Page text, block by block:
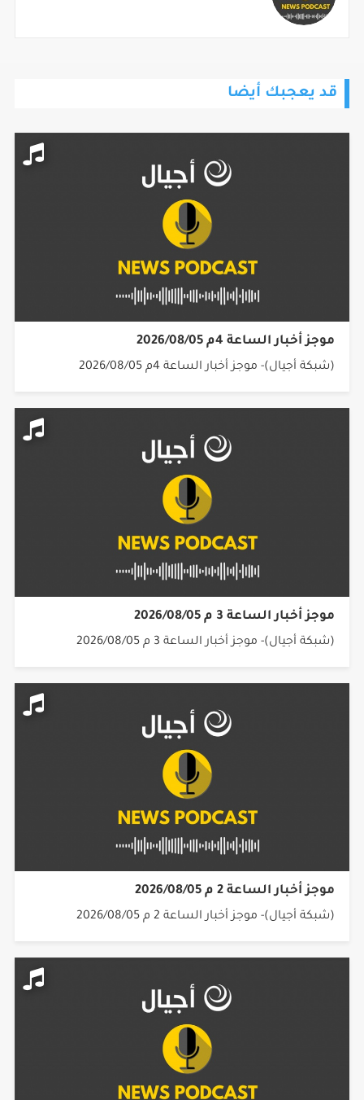
قد يعجبك أيضا
موجز أخبار الساعة 4م 2026/08/05
(شبكة أجيال)- موجز أخبار الساعة 4م 2026/08/05
موجز أخبار الساعة 3 م 2026/08/05
(شبكة أجيال)- موجز أخبار الساعة 3 م 2026/08/05
موجز أخبار الساعة 2 م 2026/08/05
(شبكة أجيال)- موجز أخبار الساعة 2 م 2026/08/05